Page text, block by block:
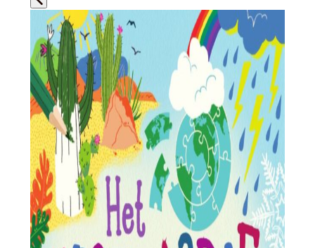
Wat is je e-mailadres?*
Aanmelden
We gebruiken je gegevens om contact op te nemen, in
overeenstemming met onsprivacybeleid.